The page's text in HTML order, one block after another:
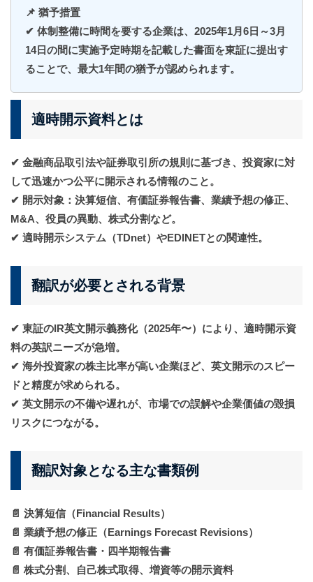
📌 猶予措置
✔ 体制整備に時間を要する企業は、2025年1月6日～3月
14日の間に実施予定時期を記載した書面を東証に提出す
ることで、最大1年間の猶予が認められます。​
適時開示資料とは
✔ 金融商品取引法や証券取引所の規則に基づき、投資家に対
して迅速かつ公平に開示される情報のこと。
✔ 開示対象：決算短信、有価証券報告書、業績予想の修正、
M&A、役員の異動、株式分割など。
✔ 適時開示システム（TDnet）やEDINETとの関連性。
翻訳が必要とされる背景
✔ 東証のIR英文開示義務化（2025年〜）により、適時開示資
料の英訳ニーズが急増。
✔ 海外投資家の株主比率が高い企業ほど、英文開示のスピー
ドと精度が求められる。
✔ 英文開示の不備や遅れが、市場での誤解や企業価値の毀損
リスクにつながる。
翻訳対象となる主な書類例
📄 決算短信（Financial Results）
📄 業績予想の修正（Earnings Forecast Revisions）
📄 有価証券報告書・四半期報告書
📄 株式分割、自己株式取得、増資等の開示資料